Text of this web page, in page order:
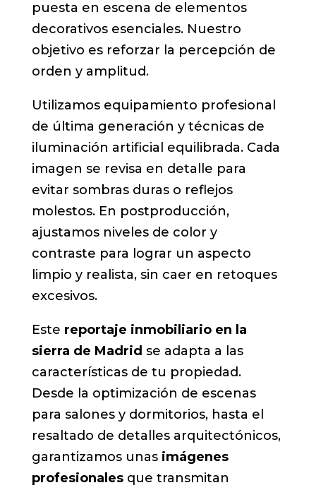
puesta en escena de elementos
decorativos esenciales. Nuestro
objetivo es reforzar la percepción de
orden y amplitud.
Utilizamos equipamiento profesional
de última generación y técnicas de
iluminación artificial equilibrada. Cada
imagen se revisa en detalle para
evitar sombras duras o reflejos
molestos. En postproducción,
ajustamos niveles de color y
contraste para lograr un aspecto
limpio y realista, sin caer en retoques
excesivos.
Este reportaje inmobiliario en la
sierra de Madrid se adapta a las
características de tu propiedad.
Desde la optimización de escenas
para salones y dormitorios, hasta el
resaltado de detalles arquitectónicos,
garantizamos unas imágenes
profesionalesque transmitan